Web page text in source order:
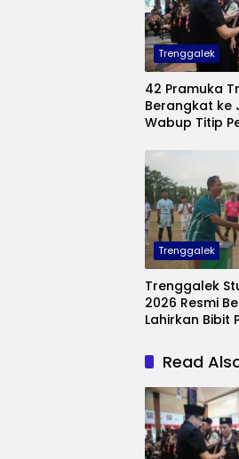
Trenggalek
42 Pramuka
Berangkat ke
Wabup Titip
Trenggalek
Trenggalek
2026 Resmi
Lahirkan Bibit
BupatiRead